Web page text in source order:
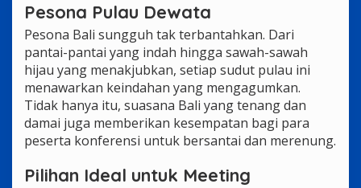
Pesona Pulau Dewata
Pesona Bali sungguh tak terbantahkan. Dari
pantai-pantai yang indah hingga sawah-sawah
hijau yang menakjubkan, setiap sudut pulau ini
menawarkan keindahan yang mengagumkan.
Tidak hanya itu, suasana Bali yang tenang dan
damai juga memberikan kesempatan bagi para
peserta konferensi untuk bersantai dan merenung.
Pilihan Ideal untuk Meeting